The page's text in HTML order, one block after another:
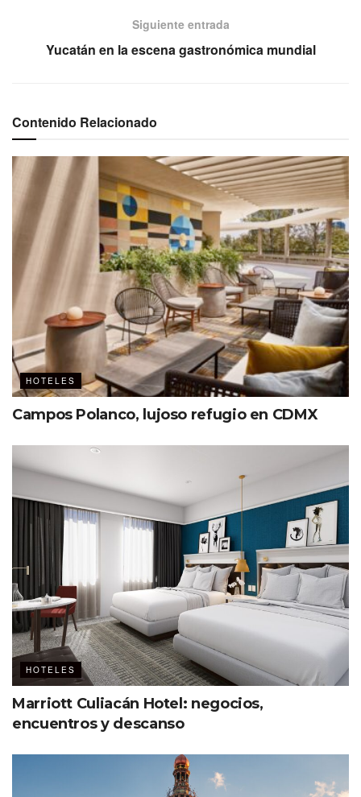
Fotos: Cortesía Hyatt Ziva Los Cabos.
Conformado por tres torres, el resort muestra un diseño
contemporáneo que refleja amplitud y calidez. En la
decoración de cada rincón, incluyendo las habitaciones,
destacan los colores neutros, así como un mobiliario
sencillo pero elegante, elaborado a base de madera.
Está a 20 minutos de San José del Cabo y del
aeropuerto internacional.
Encuentros únicos
Así son las reuniones y los eventos en Hyatt Ziva Los
Cabos. Cuenta con más de 3,000 metros cuadrados para
celebrar desde un congreso, una junta ejecutiva, hasta
una presentación de producto. Tiene cocina exclusiva
para banquetes y sus espacios incluyen:
Grand Teatro: 1,000 personas en auditorio
Grand Península (divisible en 5 salones): 750
invitados en banquete
Grand Península Foyer: +300 m2
13 salas para reuniones
Siguiente entrada
Yucatán en la escena gastronómica mundial
Contenido Relacionado
HOTELES
Campos Polanco, lujoso refugio en CDMX
HOTELES
Marriott Culiacán Hotel: negocios,
encuentros y descanso